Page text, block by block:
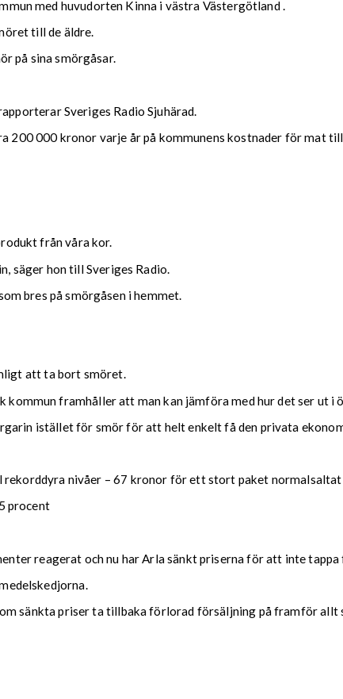
med huvudorten Kinna i västra Västergötland .
till de äldre.
på sina smörgåsar.
Sveriges Radio Sjuhärad.
200 000 kronor varje år på kommunens kostnader för mat
från våra kor.
säger hon till Sveriges Radio.
bres på smörgåsen i hemmet.
att ta bort smöret.
framhåller att man kan jämföra med hur det ser ut i
istället för smör för att helt enkelt få den privata
nivåer – 67 kronor för ett stort paket
procent
reagerat och nu har Arla sänkt priserna för att inte
sänkta priser ta tillbaka förlorad försäljning på framför allt